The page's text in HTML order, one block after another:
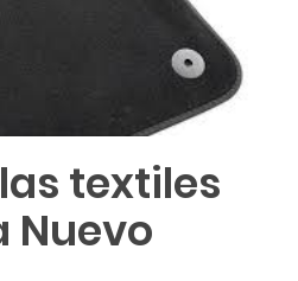
textiles
Nuevo